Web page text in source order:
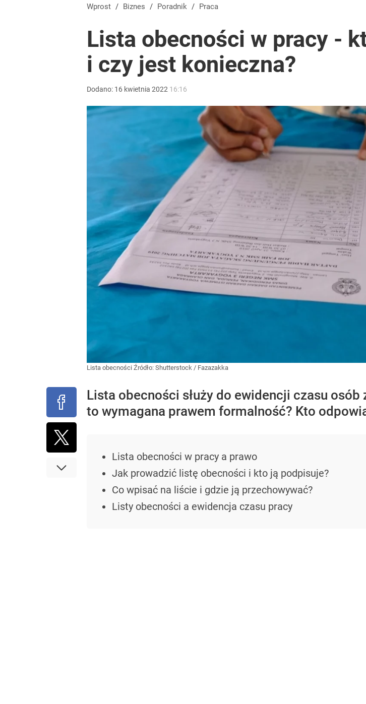
Wprost / Biznes / Poradnik / Praca
Lista obecności w pracy -
i czy jest konieczna?
Dodano: 16 kwietnia 2022 16:16
Lista obecności Źródło: Shutterstock / Fazazakka
Lista obecności służy do ewidencji czasu
to wymagana prawem formalność? Kto
Lista obecności w pracy a prawo
Jak prowadzić listę obecności i kto ją podpisuje?
Co wpisać na liście i gdzie ją przechowywać?
Listy obecności a ewidencja czasu pracy